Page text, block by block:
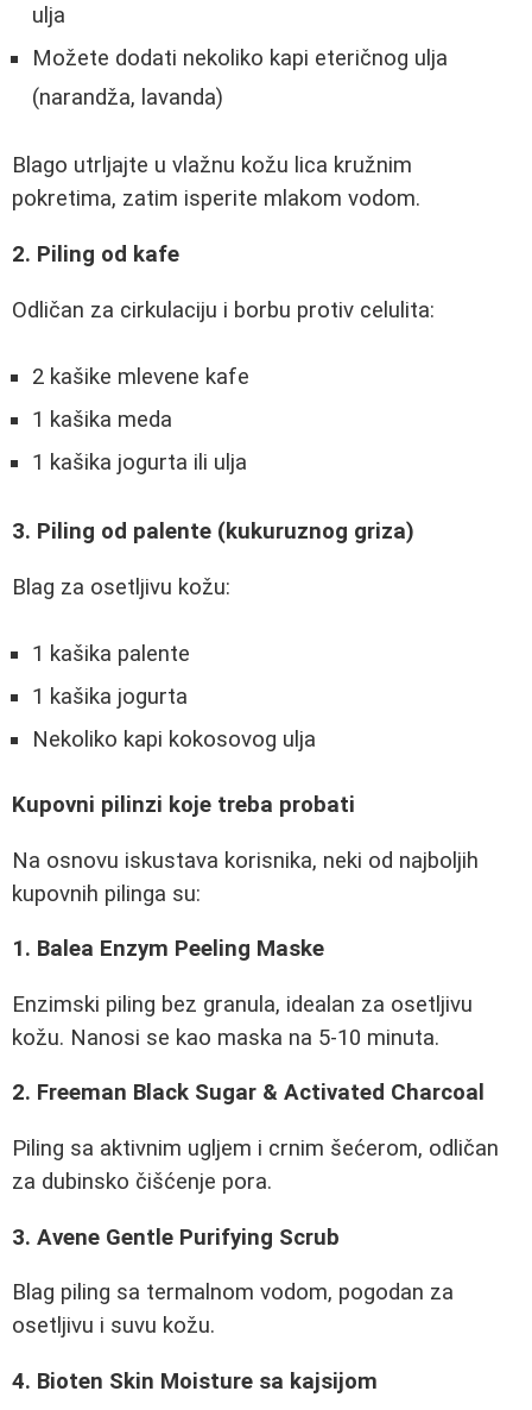
ulja
Možete dodati nekoliko kapi eteričnog ulja
(narandža, lavanda)
Blago utrljajte u vlažnu kožu lica kružnim
pokretima, zatim isperite mlakom vodom.
2. Piling od kafe
Odličan za cirkulaciju i borbu protiv celulita:
2 kašike mlevene kafe
1 kašika meda
1 kašika jogurta ili ulja
3. Piling od palente (kukuruznog griza)
Blag za osetljivu kožu:
1 kašika palente
1 kašika jogurta
Nekoliko kapi kokosovog ulja
Kupovni pilinzi koje treba probati
Na osnovu iskustava korisnika, neki od najboljih
kupovnih pilinga su:
1. Balea Enzym Peeling Maske
Enzimski piling bez granula, idealan za osetljivu
kožu. Nanosi se kao maska na 5-10 minuta.
2. Freeman Black Sugar & Activated Charcoal
Piling sa aktivnim ugljem i crnim šećerom, odličan
za dubinsko čišćenje pora.
3. Avene Gentle Purifying Scrub
Blag piling sa termalnom vodom, pogodan za
osetljivu i suvu kožu.
4. Bioten Skin Moisture sa kajsijom